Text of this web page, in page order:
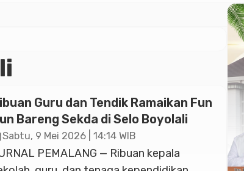
Guru dan Tendik Ramaikan Fun
Bareng Sekda di Selo Boyolali
Sabtu, 9 Mei 2026 | 14:14 WIB
PEMALANG — Ribuan kepala